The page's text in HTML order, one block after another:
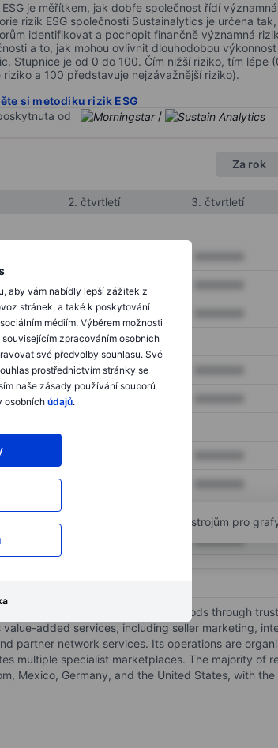
aby vám nabídly lepší zážitek z
stránek, a také k poskytování
médiím. Výběrem možnosti
zpracováním osobních
své předvolby souhlasu. Své
prostřednictvím stránky se
naše zásady používání souborů
osobníchúdajů.
ESG je měřítkem, jak dobře společnost řídí významná
rizik ESG společnosti Sustainalytics je určena
identifikovat a pochopit finančně významná
a to, jak mohou ovlivnit dlouhodobou
Stupnice je od 0 do 100. Čím nižší riziko, tím lépe
riziko a 100 představuje nejzávažnější riziko).
si metodiku rizik ESG
od
/
Za rok
2. čtvrtletí 3. čtvrtletí
XXXXXXX
XXXXXXX
XXXXXXX
XXXXXXX
XXXXXXX
a získejte přístup k pokročilým nástrojům pro
and sale of curated secondary goods through
added services, including seller marketing,
partner network services. Its operations are
multiple specialist marketplaces. The majority of
Mexico, Germany, and the United States, with